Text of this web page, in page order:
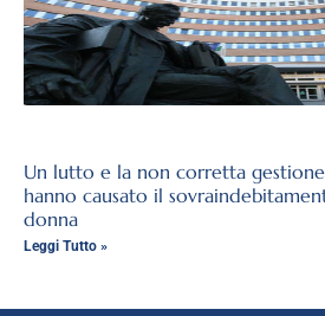
Un lutto e la non corretta
hanno causato il
donna
Leggi Tutto »